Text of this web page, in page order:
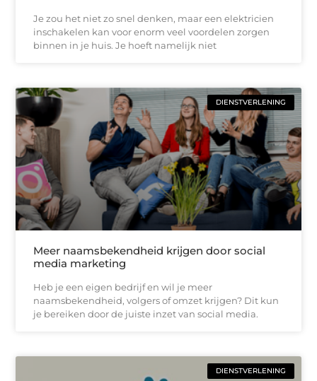
Je zou het niet zo snel denken, maar een elektricien
inschakelen kan voor enorm veel voordelen zorgen
binnen in je huis. Je hoeft namelijk niet
DIENSTVERLENING
Meer naamsbekendheid krijgen door social
media marketing
Heb je een eigen bedrijf en wil je meer
naamsbekendheid, volgers of omzet krijgen? Dit kun
je bereiken door de juiste inzet van social media.
DIENSTVERLENING